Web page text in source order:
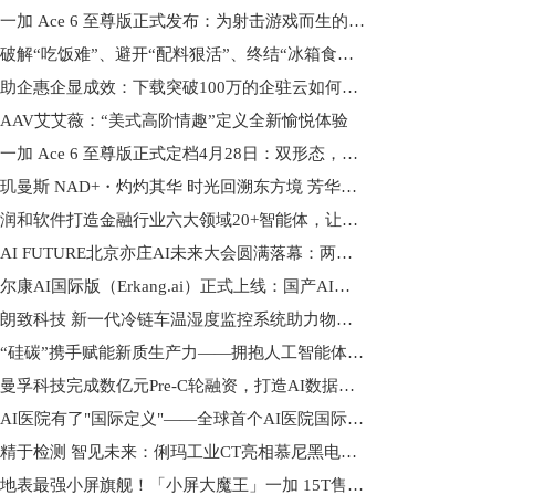
一加 Ace 6 至尊版正式发布：为射击游戏而生的双形态新装备
破解“吃饭难”、避开“配料狠活”、终结“冰箱食材过期”！全国首个AI饮食管家「膳识家」App正式发布
助企惠企显成效：下载突破100万的企驻云如何成为政策落地“加速器”
AAV艾艾薇：“美式高阶情趣”定义全新愉悦体验
一加 Ace 6 至尊版正式定档4月28日：双形态，一枪封神
玑曼斯 NAD+・灼灼其华 时光回溯东方境 芳华渐现耀全球
润和软件打造金融行业六大领域20+智能体，让AI“能用、好用、实用”
AI FUTURE北京亦庄AI未来大会圆满落幕：两天四场，让每个人看AI的另一面
尔康AI国际版（Erkang.ai）正式上线：国产AI全栈赋能，开启Token出海新征程
朗致科技 新一代冷链车温湿度监控系统助力物流升级
“硅碳”携手赋能新质生产力——拥抱人工智能体开启企业智能化改造新征程
曼孚科技完成数亿元Pre-C轮融资，打造AI数据产业的台积电
AI医院有了"国际定义"——全球首个AI医院国际智联体共识在京发布
精于检测 智见未来：俐玛工业CT亮相慕尼黑电子展
地表最强小屏旗舰！「小屏大魔王」一加 15T售价 4299 元起